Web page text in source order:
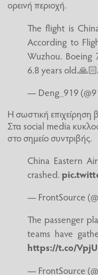
ορεινή περιοχή.
The flight is
According to
Wuzhou. Boeing
6.8 years
— Deng_919
Η σωστική επιχείρηση
Στα social media
στο σημείο συντριβής.
China Eastern
crashed.
— FrontSource
The passenger
teams have
https://t.co/
— FrontSource